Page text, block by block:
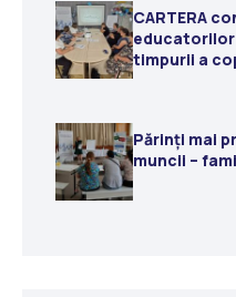
CARTERA
timpurii a
Părinți mai
muncii –